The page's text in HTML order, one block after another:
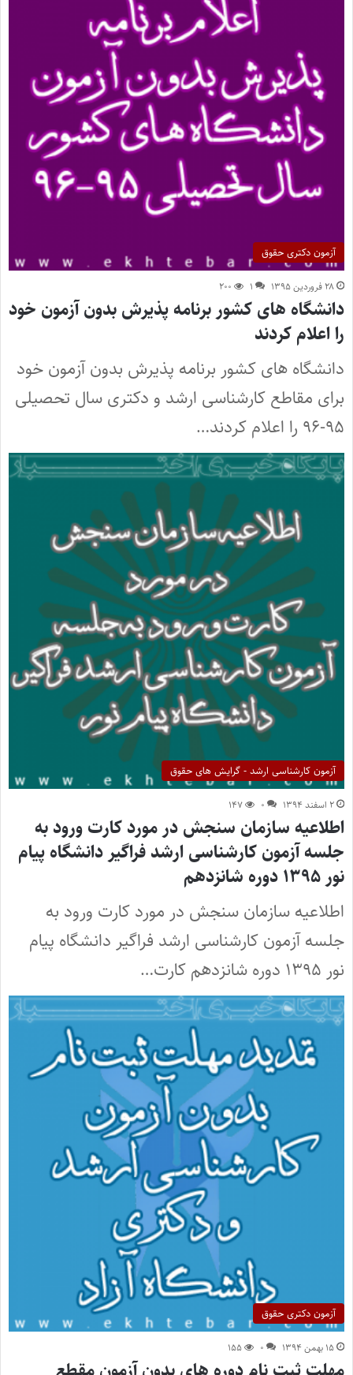
آزمون دکتری حقوق
۲۸ فروردین ۱۳۹۵ ۱ ۲۰۰
دانشگاه های کشور برنامه پذیرش بدون آزمون خود
را اعلام کردند
دانشگاه های کشور برنامه پذیرش بدون آزمون خود
برای مقاطع کارشناسی ارشد و دکتری سال تحصیلی
۹۵-۹۶ را اعلام کردند…
آزمون کارشناسی ارشد - گرایش های حقوق
۲ اسفند ۱۳۹۴ ۰ ۱۴۷
اطلاعیه سازمان سنجش در مورد کارت ورود به
جلسه آزمون کارشناسی ارشد فراگیر دانشگاه پیام
نور ۱۳۹۵ دوره شانزدهم
اطلاعیه سازمان سنجش در مورد کارت ورود به
جلسه آزمون کارشناسی ارشد فراگیر دانشگاه پیام
نور ۱۳۹۵ دوره شانزدهم کارت…
آزمون دکتری حقوق
۱۵ بهمن ۱۳۹۴ ۰ ۱۵۵